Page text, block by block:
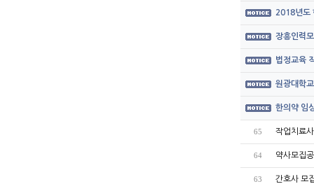
2018년도
장흥인력
법정교육
원광대학
한의약 임
65 작업치료
64 약사모집
63 간호사 모